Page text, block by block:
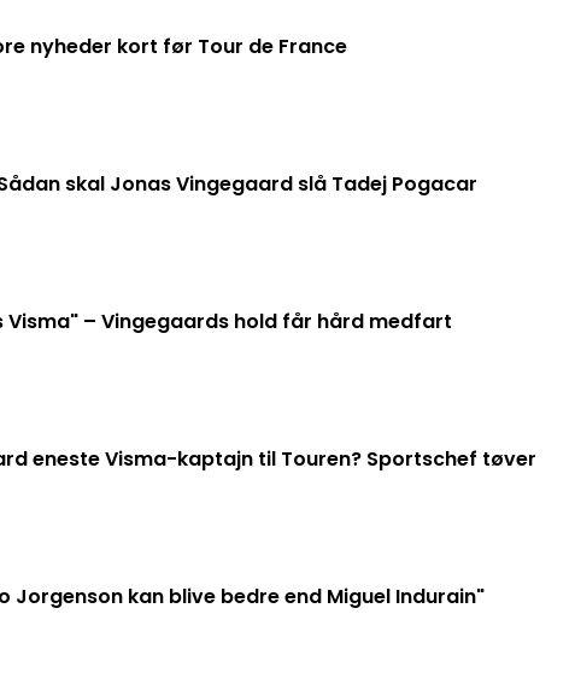
nyheder kort før Tour de France
skal Jonas Vingegaard slå Tadej Pogacar
Visma" – Vingegaards hold får hård medfart
eneste Visma-kaptajn til Touren? Sportschef tøver
Jorgenson kan blive bedre end Miguel Indurain"